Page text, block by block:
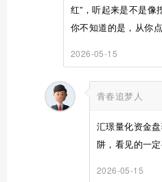
红”，听起来是不是像
你不知道的是，从你
2026-05-15
青春追梦人
汇璟量化资金
阱，看见的一
2026-05-15